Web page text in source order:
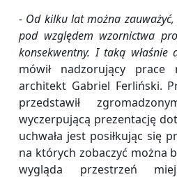
- Od kilku lat można
pod względem wzornictwa
konsekwentny. I taką właśnie
mówił nadzorujący prace
architekt Gabriel Ferliński.
przedstawił
wyczerpującą prezentację
uchwała jest posiłkując się
na których zobaczyć można
wygląda przestrzeń